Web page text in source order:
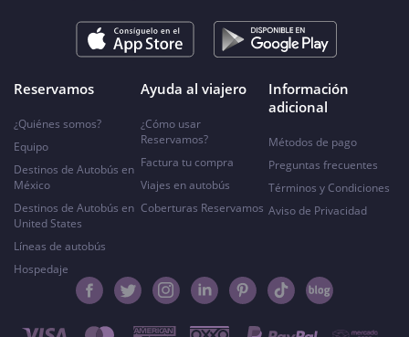
Reservamos
¿Quiénes somos?
Equipo
Destinos de Autobús en
México
Destinos de Autobús en
United States
Líneas de autobús
Hospedaje
Ayuda al viajero
¿Cómo usar
Reservamos?
Factura tu compra
Viajes en autobús
Coberturas Reservamos
Información
adicional
Métodos de pago
Preguntas frecuentes
Términos y Condiciones
Aviso de Privacidad